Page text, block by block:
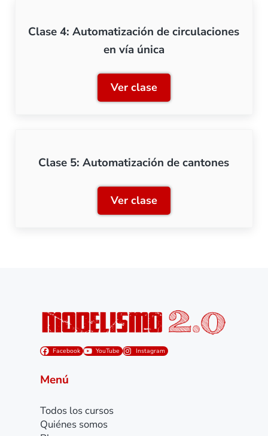
Clase 4: Automatización de circulaciones
en vía única
Ver claseClase 4: Automatización
Clase 5: Automatización de cantones
Ver claseClase 5: Automatización
Facebook YouTube Instagram
Menú
Todos los cursos
Quiénes somos